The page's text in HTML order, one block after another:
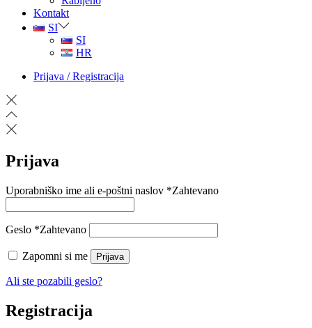
Kontakt
SI
SI
HR
Prijava / Registracija
Prijava
Uporabniško ime ali e-poštni naslov *Zahtevano
Geslo *Zahtevano
Zapomni si me Prijava
Ali ste pozabili geslo?
Registracija